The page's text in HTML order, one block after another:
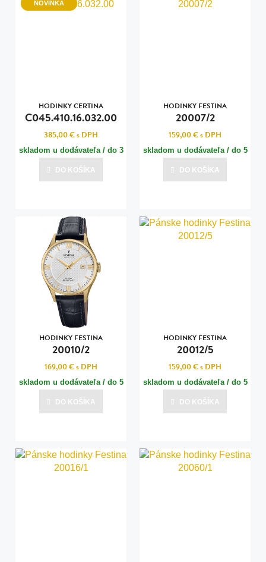
NOVINKA
HODINKY CERTINA
C045.410.16.032.00
385,00 €s DPH
skladom u dodávateľa / do 3
dní
Posledná aktualizácia dnes o 13:00
DO KOŠÍKA
HODINKY FESTINA
20007/2
159,00 €s DPH
skladom u dodávateľa / do 5
dní
Posledná aktualizácia dnes o 13:01
DO KOŠÍKA
HODINKY FESTINA
20010/2
169,00 €s DPH
skladom u dodávateľa / do 5
dní
Posledná aktualizácia dnes o 13:01
DO KOŠÍKA
HODINKY FESTINA
20012/5
159,00 €s DPH
skladom u dodávateľa / do 5
dní
Posledná aktualizácia dnes o 13:01
DO KOŠÍKA